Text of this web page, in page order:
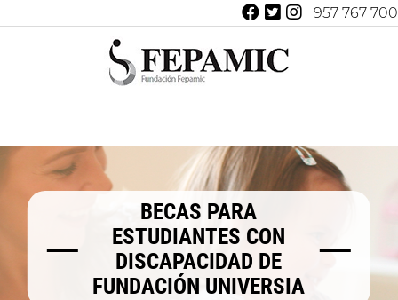
957 767 700
BECAS PARA
ESTUDIANTES CON
DISCAPACIDAD DE
FUNDACIÓN UNIVERSIA